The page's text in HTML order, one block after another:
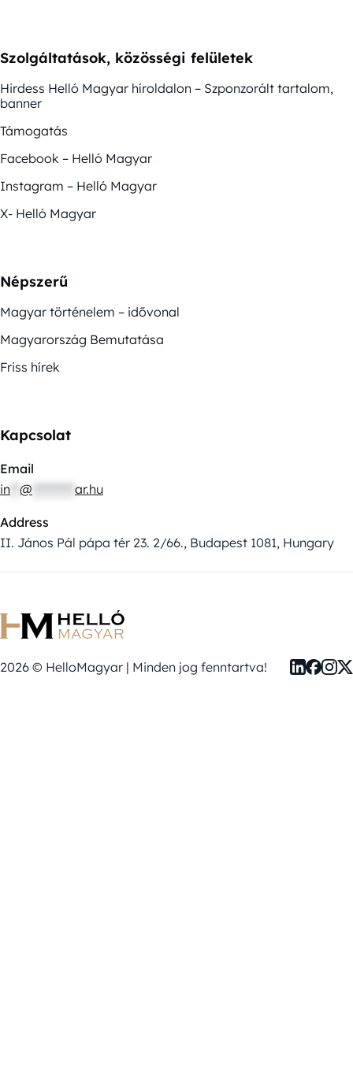
Szolgáltatások, közösségi felületek
Hirdess Helló Magyar híroldalon – Szponzorált tartalom,
banner
Támogatás
Facebook – Helló Magyar
Instagram – Helló Magyar
X- Helló Magyar
Népszerű
Magyar történelem – idővonal
Magyarország Bemutatása
Friss hírek
Kapcsolat
Email
in @ ar.hu
Address
II. János Pál pápa tér 23. 2/66., Budapest 1081, Hungary
2026 © HelloMagyar | Minden jog fenntartva!